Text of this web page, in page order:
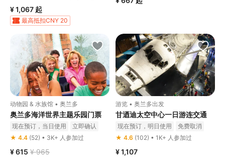
¥ 1,067 起
最高抵扣CNY 20
5GB eSIM
免费赠品
最高享8折优惠
动物园 & 水族馆 • 奥兰多
奥兰多海洋世界主题乐园门票
现在预订，当日使用
立即确认
★ 4.4 (52) • 3K+ 人参加过
¥ 615 ¥ 965
游览 • 奥兰多出发
甘迺迪太空中心一日游连交通
现在预订，明日使用
免费取消
立即确认
★ 4.6 (102) • 1K+ 人参加过
¥ 1,107